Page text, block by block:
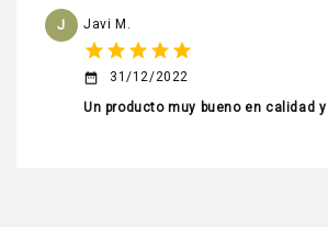
J Javi M.
star star star star star
date_range
31/12/2022
Un producto muy bueno en calidad